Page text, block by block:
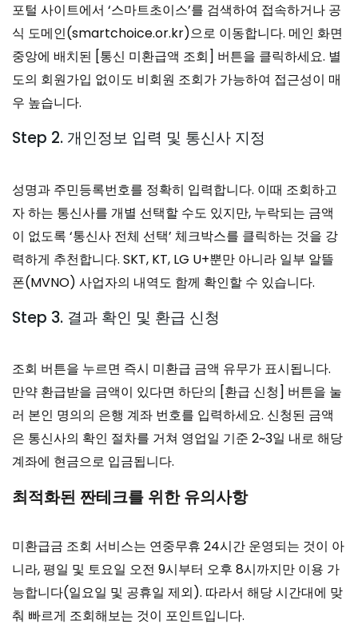
포털 사이트에서 ‘스마트초이스’를 검색하여 접속하거나 공
식 도메인(smartchoice.or.kr)으로 이동합니다. 메인 화면
중앙에 배치된 [통신 미환급액 조회] 버튼을 클릭하세요. 별
도의 회원가입 없이도 비회원 조회가 가능하여 접근성이 매
우 높습니다.
Step 2. 개인정보 입력 및 통신사 지정
성명과 주민등록번호를 정확히 입력합니다. 이때 조회하고
자 하는 통신사를 개별 선택할 수도 있지만, 누락되는 금액
이 없도록 ‘통신사 전체 선택’ 체크박스를 클릭하는 것을 강
력하게 추천합니다. SKT, KT, LG U+뿐만 아니라 일부 알뜰
폰(MVNO) 사업자의 내역도 함께 확인할 수 있습니다.
Step 3. 결과 확인 및 환급 신청
조회 버튼을 누르면 즉시 미환급 금액 유무가 표시됩니다.
만약 환급받을 금액이 있다면 하단의 [환급 신청] 버튼을 눌
러 본인 명의의 은행 계좌 번호를 입력하세요. 신청된 금액
은 통신사의 확인 절차를 거쳐 영업일 기준 2~3일 내로 해당
계좌에 현금으로 입금됩니다.
최적화된 짠테크를 위한 유의사항
미환급금 조회 서비스는 연중무휴 24시간 운영되는 것이 아
니라, 평일 및 토요일 오전 9시부터 오후 8시까지만 이용 가
능합니다(일요일 및 공휴일 제외). 따라서 해당 시간대에 맞
춰 빠르게 조회해보는 것이 포인트입니다.